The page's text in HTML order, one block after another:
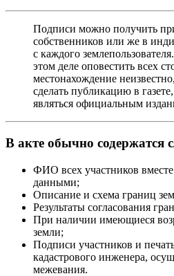
Подписи можно получить
собственников или же в
с каждого
этом деле оповестить всех
местонахождение
сделать публикацию в
являться официальным
В акте обычно содержатся
ФИО всех участников
данными;
Описание и схема границ
Результаты согласования
При наличии имеющиеся
земли;
Подписи участников и
кадастрового инженера,
межевания.